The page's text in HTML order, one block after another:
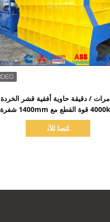
اظهر التفاصيل
3 مرات / دقيقة حاوية أفقية قشر الخردة
4000kN قوة القطع مع 1400mm شفرة
لحل إعادة تدوير الخردة الثقيلة
ﺎﺘﺼﻟ ﺍﻶﻧ